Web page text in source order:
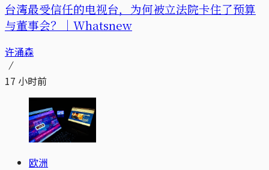
台湾最受信任的电视台，为何被立法院卡住了预算
与董事会？｜Whatsnew
许涌森
17 小时前
欧洲